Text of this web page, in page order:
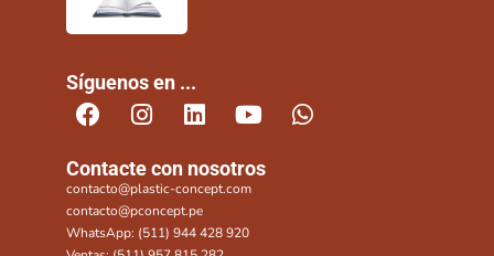
Síguenos en ...
Contacte con nosotros
contacto@plastic-concept.com
contacto@pconcept.pe
WhatsApp: (511) 944 428 920